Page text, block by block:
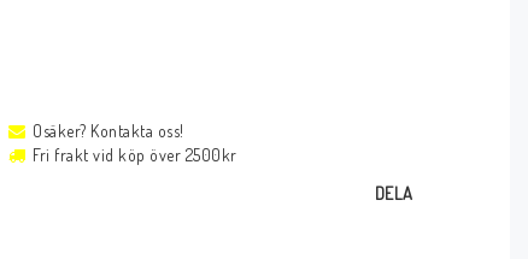
Osäker? Kontakta oss!
Fri frakt vid köp över 2500kr
DELA